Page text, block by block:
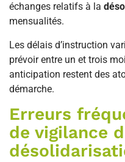
échanges relatifs à la
mensualités.
Les délais d’instruction
prévoir entre un et trois
anticipation restent des
démarche.
Erreurs
de vigilance